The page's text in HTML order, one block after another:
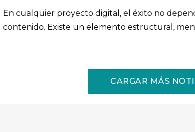
En cualquier proyecto digital, el éxito no
contenido. Existe un elemento estructural,
CARGAR MÁS